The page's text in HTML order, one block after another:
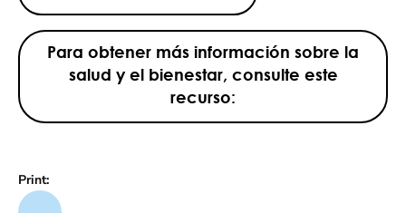
Para obtener más información sobre la
salud y el bienestar, consulte este
recurso:
Print: